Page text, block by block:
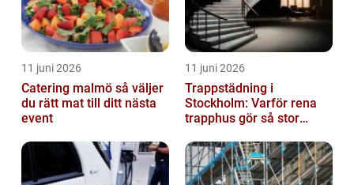
11 juni 2026
Catering malmö så väljer
du rätt mat till ditt nästa
event
11 juni 2026
Trappstädning i
Stockholm: Varför rena
trapphus gör så stor